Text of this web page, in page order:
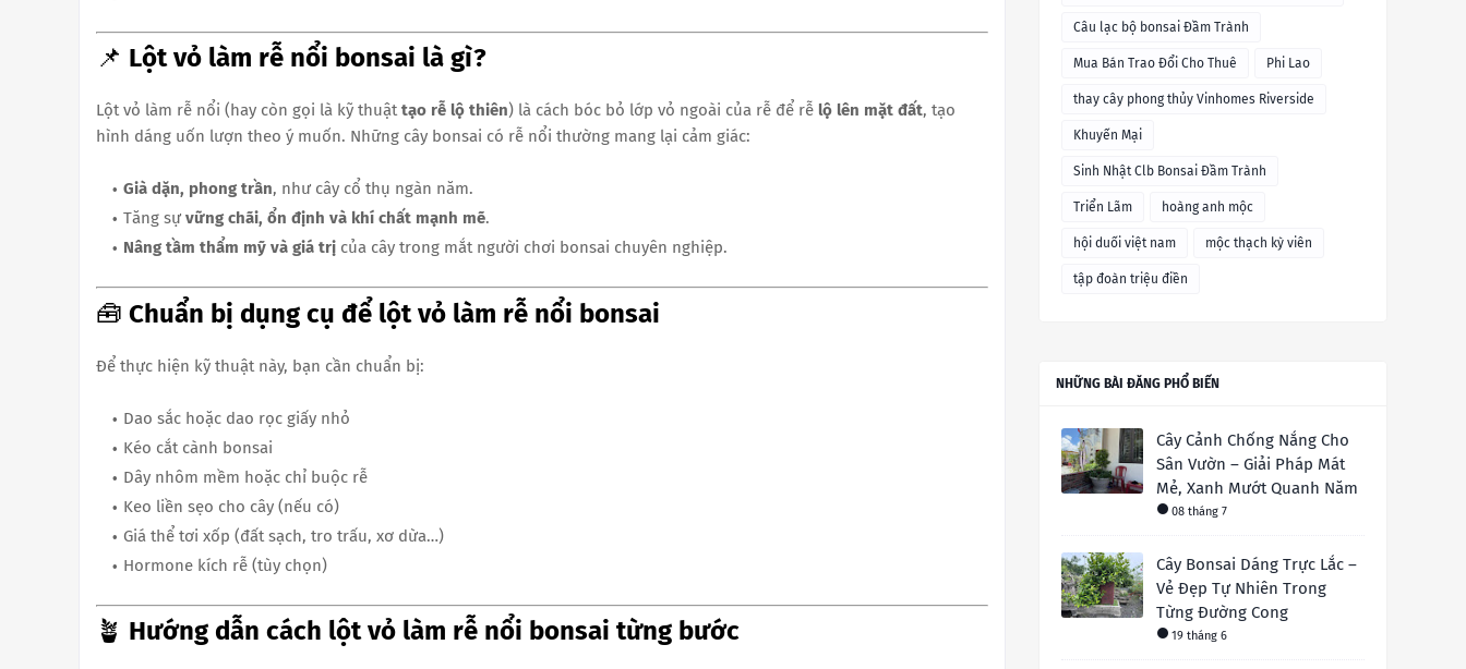
📌 Lột vỏ làm rễ nổi bonsai là gì?
Lột vỏ làm rễ nổi (hay còn gọi là kỹ thuậttạo rễ lộ thiên) là cách bóc bỏ lớp vỏ ngoài của rễ để rễ lộ lên mặt đất, tạo
hình dáng uốn lượn theo ý muốn. Những cây bonsai có rễ nổi thường mang lại cảm giác:
Già dặn, phong trần, như cây cổ thụ ngàn năm.
Tăng sự vững chãi, ổn định và khí chất mạnh mẽ.
Nâng tầm thẩm mỹ và giá trị của cây trong mắt người chơi bonsai chuyên nghiệp.
🧰 Chuẩn bị dụng cụ để lột vỏ làm rễ nổi bonsai
Để thực hiện kỹ thuật này, bạn cần chuẩn bị:
Dao sắc hoặc dao rọc giấy nhỏ
Kéo cắt cành bonsai
Dây nhôm mềm hoặc chỉ buộc rễ
Keo liền sẹo cho cây (nếu có)
Giá thể tơi xốp (đất sạch, tro trấu, xơ dừa…)
Hormone kích rễ (tùy chọn)
🪴 Hướng dẫn cách lột vỏ làm rễ nổi bonsai từng bước
Câu lạc bộ bonsai Đầm Trành
Mua Bán Trao Đổi Cho Thuê Phi Lao
thay cây phong thủy Vinhomes Riverside
Khuyến Mại
Sinh Nhật Clb Bonsai Đầm Trành
Triển Lãm hoàng anh mộc
hội duối việt nam mộc thạch kỳ viên
tập đoàn triệu điền
NHỮNG BÀI ĐĂNG PHỔ BIẾN
Cây Cảnh Chống Nắng Cho
Sân Vườn – Giải Pháp Mát
Mẻ, Xanh Mướt Quanh Năm
08 tháng 7
Cây Bonsai Dáng Trực Lắc –
Vẻ Đẹp Tự Nhiên Trong
Từng Đường Cong
19 tháng 6